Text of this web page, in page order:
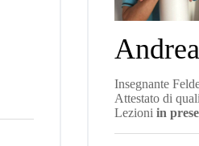
Insegnante
Attestato di
Lezioni in